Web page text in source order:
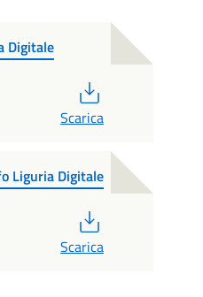
Digitale
Scarica
Liguria Digitale
Scarica